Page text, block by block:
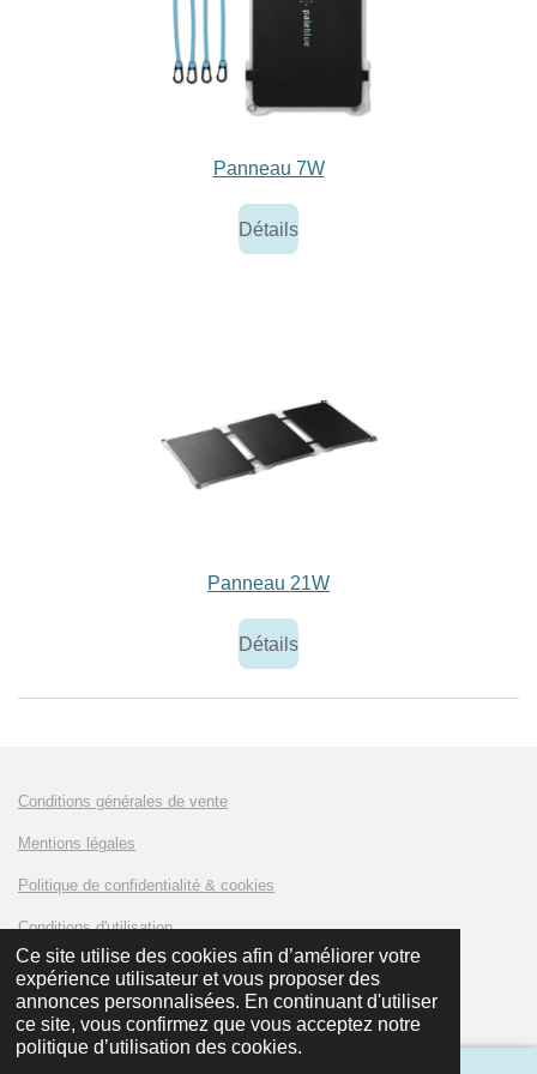
Ce site utilise des cookies afin d’améliorer votre
expérience utilisateur et vous proposer des
annonces personnalisées. En continuant d'utiliser
ce site, vous confirmez que vous acceptez notre
politique d’utilisation des cookies.
Panneau 7W
Détails
Panneau 21W
Détails
Conditions générales de vente
Mentions légales
Politique de confidentialité & cookies
Conditions d'utilisation
© 2023 - 2024 AMKLUX Battery